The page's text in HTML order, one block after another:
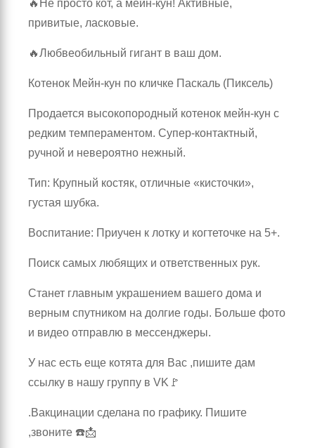
🔥Не просто кот, а мейн-кун! Активные,
привитые, ласковые.
🔥Любвеобильный гигант в ваш дом.
Котенок Мейн-кун по кличке Паскаль (Пиксель)
Продается высокопородный котенок мейн-кун с
редким темпераментом. Супер-контактный,
ручной и невероятно нежный.
Тип: Крупный костяк, отличные «кисточки»,
густая шубка.
Воспитание: Приучен к лотку и когтеточке на 5+.
Поиск самых любящих и ответственных рук.
Станет главным украшением вашего дома и
верным спутником на долгие годы. Больше фото
и видео отправлю в мессенджеры.
У нас есть еще котята для Вас ,пишите дам
ссылку в нашу группу в VK🚩
.Вакцинации сделана по графику. Пишите
,звоните ☎️📩